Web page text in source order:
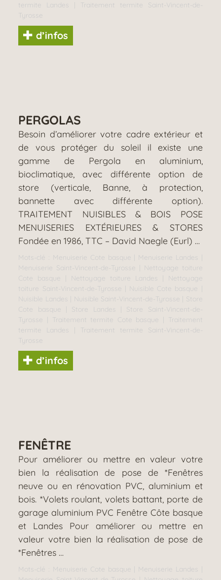
termite Landes
Traitement termite Saint-Vincent-de-
Tyrosse
d’infos
PERGOLAS
Besoin d’améliorer votre cadre extérieur et
de vous protéger du soleil il existe une
gamme de Pergola en aluminium,
bioclimatique, avec différente option de
store (verticale, Banne, à protection,
bannette avec différente option).
TRAITEMENT NUISIBLES & BOIS POSE
MENUISERIES EXTÉRIEURES & STORES
Fondée en 1986, TTC – David Naegle (Eurl) …
Mots-clé : Menuiserie Cote basque | Menuiserie Landes
|
Menuiserie Saint-Vincent-de-Tyrosse | Nettoyage toiture
Cote basque | Nettoyage toiture Landes |
Nettoyage
toiture Saint-Vincent-de-Tyrosse | Nuisible Cote basque |
Nuisible Landes
| Nuisible Saint-Vincent-de-Tyrosse | Store
Cote basque | Store Landes | Store Saint-Vincent-de-
Tyrosse | Traitement termite Cote basque |
Traitement
termite Landes
|
Traitement termite Saint-Vincent-de-
Tyrosse
d’infos
FENÊTRE
Pour améliorer ou mettre en valeur votre
bien la réalisation de pose de *Fenêtres
neuve ou en rénovation PVC, aluminium et
bois. *Volets roulant, volets battant, porte de
garage aluminium PVC Fenêtre Côte basque
et Landes Pour améliorer ou mettre en
valeur votre bien la réalisation de pose de
*Fenêtres …
Mots-clé : Menuiserie Cote basque | Menuiserie Landes
|